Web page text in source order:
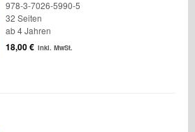
978-3-7026-5990-5
32 Seiten
ab 4 Jahren
18,00€ inkl. MwSt.